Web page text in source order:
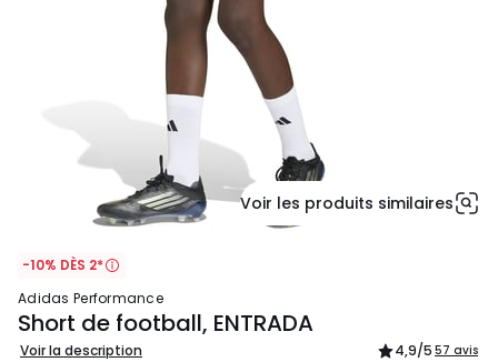
Voir les produits similaires
-10% DÈS 2*
adidas Performance
Short de football, ENTRADA
Voir la description 4,9/5 57 avis